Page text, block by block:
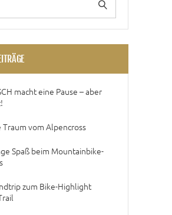
macht eine Pause – aber
Traum vom Alpencross
Spaß beim Mountainbike-
zum Bike-Highlight